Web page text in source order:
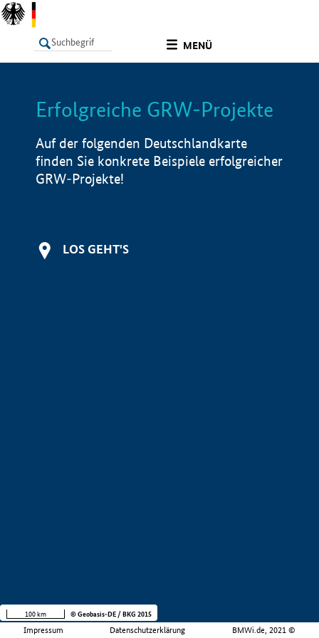
MENÜ
LISTE Info
Erfolgreiche GRW-Projekte
Auf der folgenden Deutschlandkarte
finden Sie konkrete Beispiele erfolgreicher
GRW-Projekte!
LOS GEHT'S
Impressum Datenschutzerklärung BMWi.de, 2021 ©
100 km © Geobasis-DE / BKG 2015